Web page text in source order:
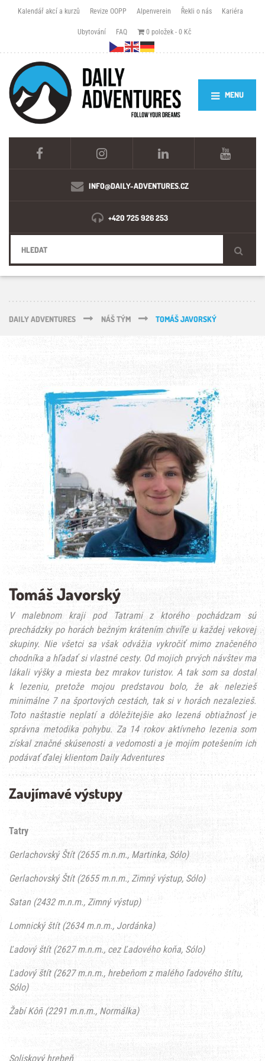
Kalendář akcí a kurzů Revize OOPP Alpenverein Řekli o nás Kariéra
Ubytování FAQ 0 položek 0 Kč
MENU
INFO@DAILY-ADVENTURES.CZ
+420 725 926 253
DAILY ADVENTURES NÁŠ TÝM TOMÁŠ JAVORSKÝ
Tomáš Javorský
V malebnom kraji pod Tatrami z ktorého pochádzam sú
prechádzky po horách bežným krátením chvíľe u každej vekovej
skupiny. Nie všetci sa však odvážia vykročiť mimo značeného
chodníka a hľadať si vlastné cesty. Od mojich prvých návštev ma
lákali výšky a miesta bez mrakov turistov. A tak som sa dostal
k lezeniu, pretože mojou predstavou bolo, že ak nelezieš
minimálne 7 na športových cestách, tak si v horách nezalezieš.
Toto naštastie neplatí a dôležitejšie ako lezená obtiažnosť je
správna metodika pohybu. Za 14 rokov aktívneho lezenia som
získal značné skúsenosti a vedomosti a je mojím potešením ich
podávať ďalej klientom Daily Adventures
Zaujímavé výstupy
Tatry
Gerlachovský Štít (2655 m.n.m., Martinka, Sólo)
Gerlachovský Štít (2655 m.n.m., Zimný výstup, Sólo)
Satan (2432 m.n.m., Zimný výstup)
Lomnický štít (2634 m.n.m., Jordánka)
Ľadový štít (2627 m.n.m., cez Ľadového koňa, Sólo)
Ľadový štít (2627 m.n.m., hrebeňom z malého ľadového štítu,
Sólo)
Žabí Kôň (2291 m.n.m., Normálka)
Soliskový hrebeň